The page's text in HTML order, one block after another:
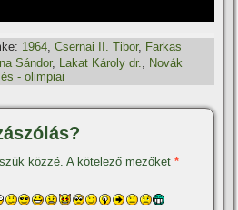
1964,Csernai II. Tibor, Farkas
Sándor, Lakat Károly dr.
Novák
- olimpiai
közzé. A kötelező mezőket*